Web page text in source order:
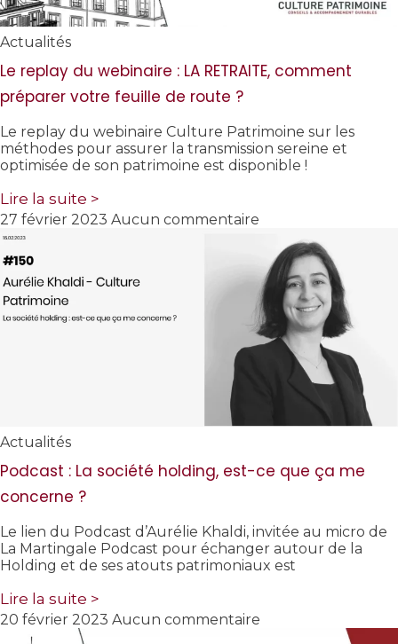
Actualités
Le replay du webinaire : LA RETRAITE, comment
préparer votre feuille de route ?
Le replay du webinaire Culture Patrimoine sur les
méthodes pour assurer la transmission sereine et
optimisée de son patrimoine est disponible !
Lire la suite >
27 février 2023 Aucun commentaire
Actualités
Podcast : La société holding, est-ce que ça me
concerne ?
Le lien du Podcast d’Aurélie Khaldi, invitée au micro de
La Martingale Podcast pour échanger autour de la
Holding et de ses atouts patrimoniaux est
Lire la suite >
20 février 2023 Aucun commentaire